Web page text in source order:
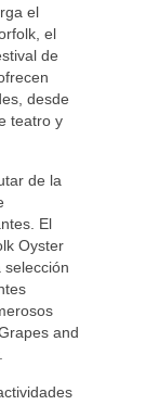
el
el
de
desde
teatro y
de la
El
Oyster
selección
and